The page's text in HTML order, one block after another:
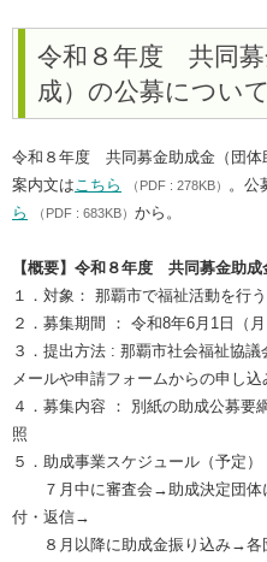
令和８年度 共同募
成）の公募について
令和８年度 共同募金助成金（団体
案内文はこちら （PDF : 278KB） 。公
ら
（PDF : 683KB） から。
【概要】令和８年度 共同募金助成
１．対象： 那覇市で福祉活動を行
２．募集期間 ： 令和8年6月1日（
３．提出方法 : 那覇市社会福祉協
メールや申請フォームからの申し込
４．募集内容 ： 別紙の助成公募要
照
５．助成事業スケジュール（予定）
７月中に審査会→助成決定団体
付・返信→
８月以降に助成金振り込み→各